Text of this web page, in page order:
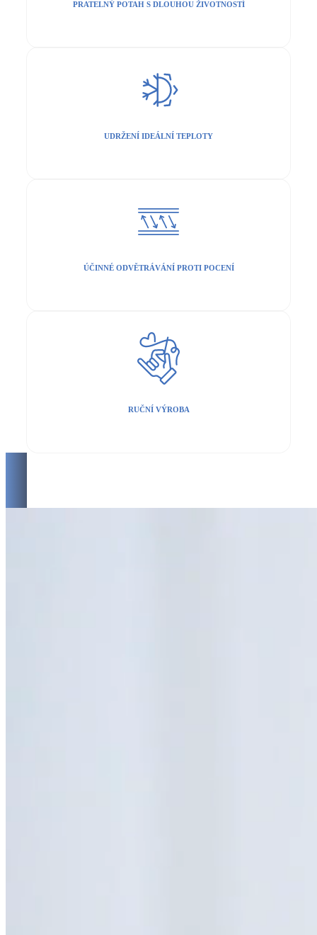
PRATELNÝ POTAH S DLOUHOU ŽIVOTNOSTÍ
UDRŽENÍ IDEÁLNÍ TEPLOTY
ÚČINNÉ ODVĚTRÁVÁNÍ PROTI POCENÍ
RUČNÍ VÝROBA